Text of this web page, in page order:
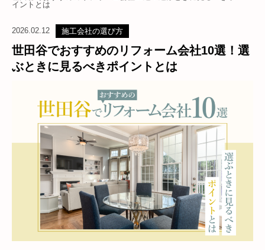
イントとは
2026.02.12 施工会社の選び方
世田谷でおすすめのリフォーム会社10選！選
ぶときに見るべきポイントとは